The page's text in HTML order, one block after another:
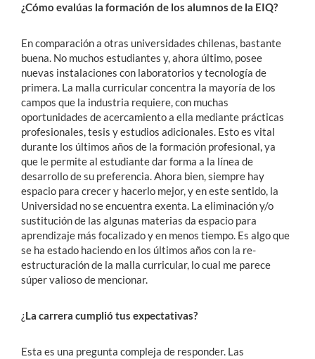
¿Cómo evalúas la formación de los alumnos de la EIQ?
En comparación a otras universidades chilenas, bastante
buena. No muchos estudiantes y, ahora último, posee
nuevas instalaciones con laboratorios y tecnología de
primera. La malla curricular concentra la mayoría de los
campos que la industria requiere, con muchas
oportunidades de acercamiento a ella mediante prácticas
profesionales, tesis y estudios adicionales. Esto es vital
durante los últimos años de la formación profesional, ya
que le permite al estudiante dar forma a la línea de
desarrollo de su preferencia. Ahora bien, siempre hay
espacio para crecer y hacerlo mejor, y en este sentido, la
Universidad no se encuentra exenta. La eliminación y/o
sustitución de las algunas materias da espacio para
aprendizaje más focalizado y en menos tiempo. Es algo que
se ha estado haciendo en los últimos años con la re-
estructuración de la malla curricular, lo cual me parece
súper valioso de mencionar.
¿La carrera cumplió tus expectativas?
Esta es una pregunta compleja de responder. Las